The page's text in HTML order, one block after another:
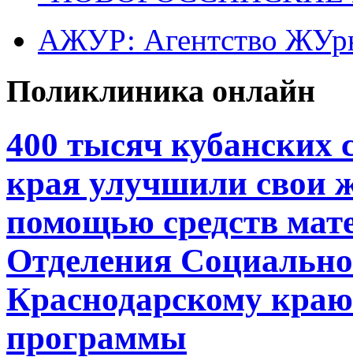
АЖУР: Агентство
Поликлиника онлайн
400 тысяч кубанских
края улучшили свои
помощью средств
Отделения
Краснодарскому
программы